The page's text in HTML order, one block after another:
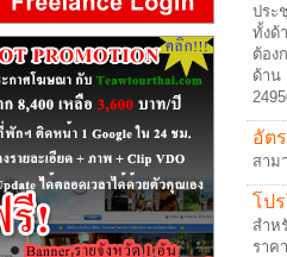
ประ
ทั้งด้
ต้อง
ด้าน
อัต
สาม
โป
สำห
ราค